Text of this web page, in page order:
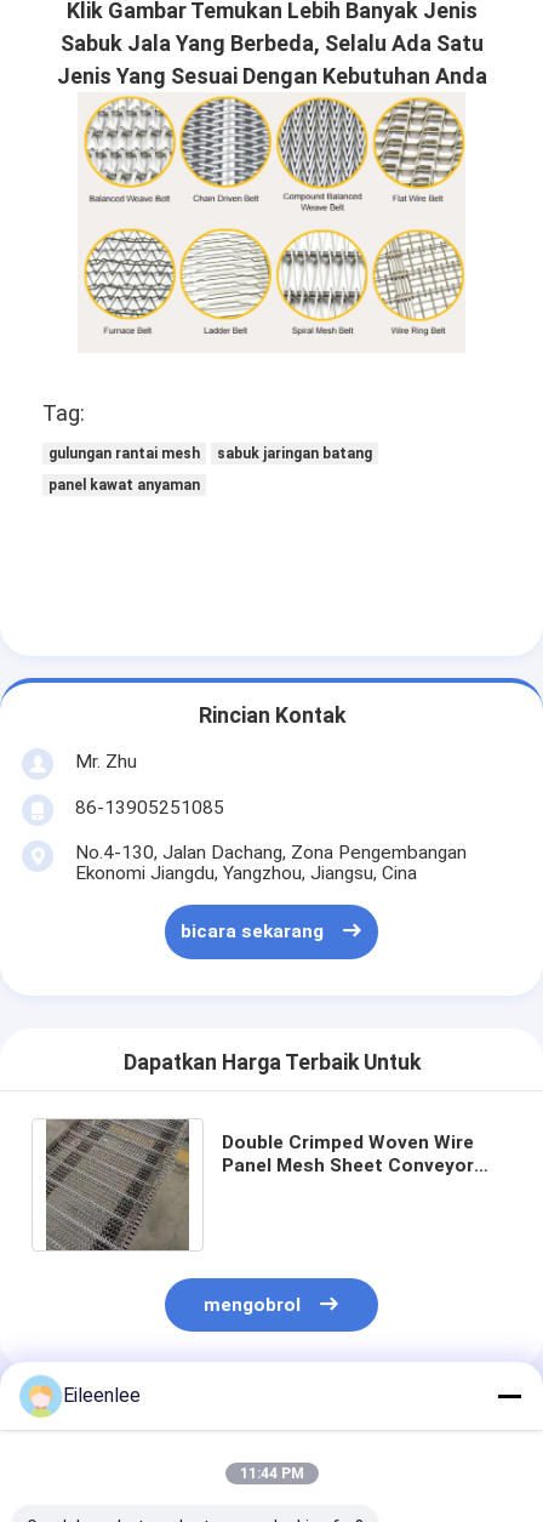
Klik Gambar Temukan Lebih Banyak Jenis
Sabuk Jala Yang Berbeda, Selalu Ada Satu
Jenis Yang Sesuai Dengan Kebutuhan Anda
Tag:
gulungan rantai mesh
sabuk jaringan batang
panel kawat anyaman
Rincian Kontak
Mr. Zhu
86-13905251085
No.4-130, Jalan Dachang, Zona Pengembangan
Ekonomi Jiangdu, Yangzhou, Jiangsu, Cina
bicara sekarang
Dapatkan Harga Terbaik Untuk
Double Crimped Woven Wire
Panel Mesh Sheet Conveyor
mengobrol
Rekomendasi Produk
Eileenlee
11:44 PM